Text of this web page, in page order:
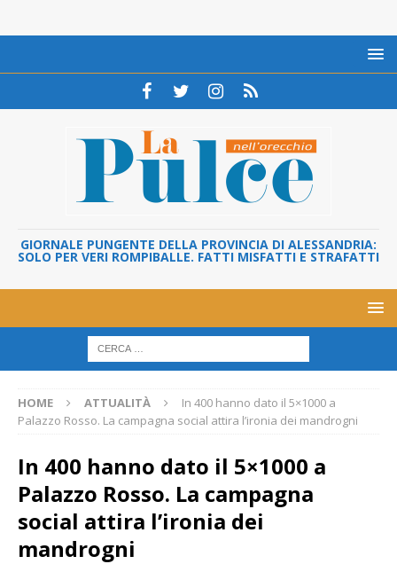
GIORNALE PUNGENTE DELLA PROVINCIA DI ALESSANDRIA:
SOLO PER VERI ROMPIBALLE. FATTI MISFATTI E STRAFATTI
HOME ATTUALITÀ
In 400 hanno dato il 5×1000 a
Palazzo Rosso. La campagna social attira l’ironia dei mandrogni
In 400 hanno dato il 5×1000 a
Palazzo Rosso. La campagna
social attira l’ironia dei
mandrogni